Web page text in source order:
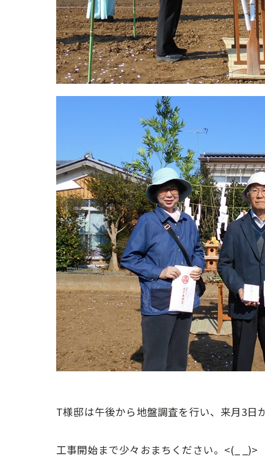
T様邸は午後から地盤調査を行い、来月3日
工事開始まで少々おまちください。<(_ _)>